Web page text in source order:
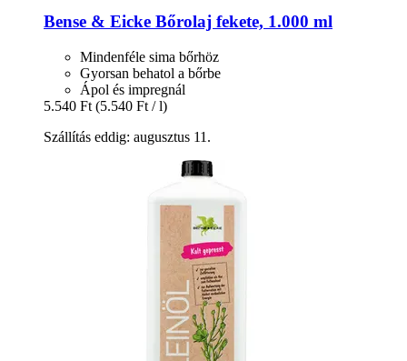
Bense & Eicke Bőrolaj fekete, 1.000 ml
Mindenféle sima bőrhöz
Gyorsan behatol a bőrbe
Ápol és impregnál
5.540 Ft (5.540 Ft / l)
Szállítás eddig: augusztus 11.